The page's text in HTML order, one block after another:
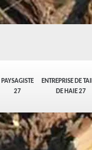
PAYSAGISTE
27
ENTREPRISE DE
DE HAIE 27